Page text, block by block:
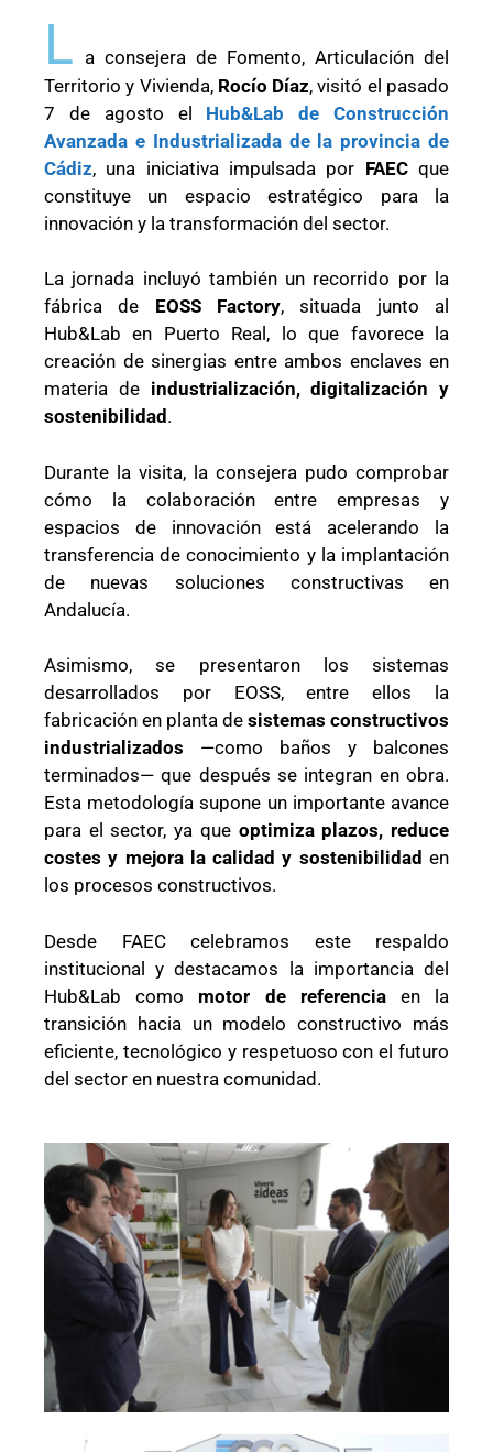
L a consejera de Fomento, Articulación del
Territorio y Vivienda, Rocío Díaz, visitó el pasado
7 de agosto el Hub&Lab de Construcción
Avanzada e Industrializada de la provincia de
Cádiz, una iniciativa impulsada por FAECque
constituye un espacio estratégico para la
innovación y la transformación del sector.
La jornada incluyó también un recorrido por la
fábrica de EOSS Factory, situada junto al
Hub&Lab en Puerto Real, lo que favorece la
creación de sinergias entre ambos enclaves en
materia de industrialización, digitalización y
sostenibilidad .
Durante la visita, la consejera pudo comprobar
cómo la colaboración entre empresas y
espacios de innovación está acelerando la
transferencia de conocimiento y la implantación
de nuevas soluciones constructivas en
Andalucía.
Asimismo, se presentaron los sistemas
desarrollados por EOSS, entre ellos la
fabricación en planta de sistemas constructivos
industrializados —como baños y balcones
terminados— que después se integran en obra.
Esta metodología supone un importante avance
para el sector, ya que optimiza plazos, reduce
costes y mejora la calidad y sostenibilidad en
los procesos constructivos.
Desde FAEC celebramos este respaldo
institucional y destacamos la importancia del
Hub&Lab como motor de referenciaen la
transición hacia un modelo constructivo más
eficiente, tecnológico y respetuoso con el futuro
del sector en nuestra comunidad.